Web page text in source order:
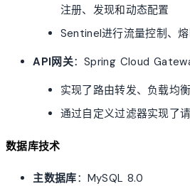
注册、发现和动态配置
Sentinel进行流量控制、
API网关：Spring Cloud
实现了路由转发、负载均
通过自定义过滤器实现了
数据库技术
主数据库：MySQL 8.0